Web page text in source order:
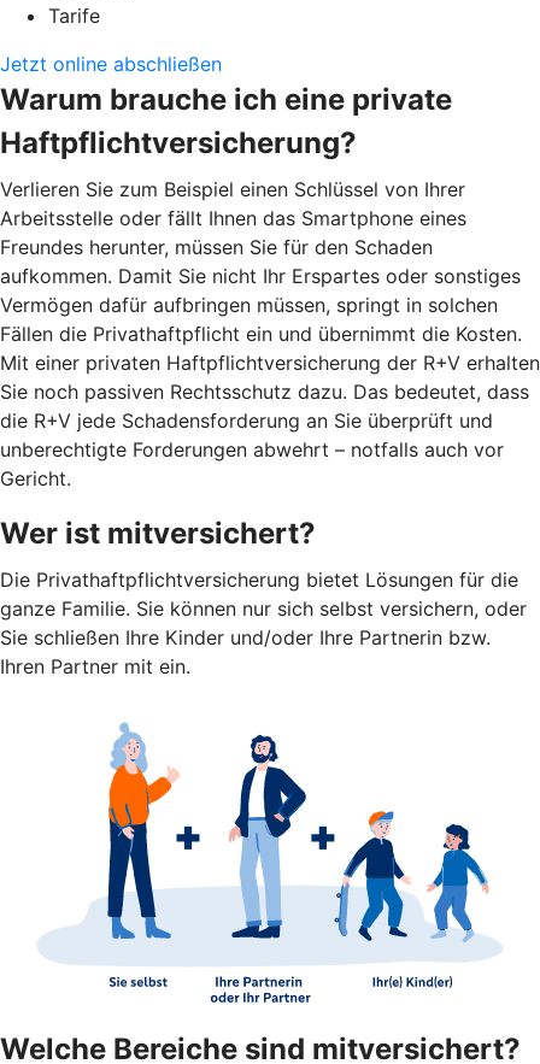
Tarife
Jetzt online abschließen
Warum brauche ich eine private
Haftpflichtversicherung?
Verlieren Sie zum Beispiel einen Schlüssel von Ihrer
Arbeitsstelle oder fällt Ihnen das Smartphone eines
Freundes herunter, müssen Sie für den Schaden
aufkommen. Damit Sie nicht Ihr Erspartes oder sonstiges
Vermögen dafür aufbringen müssen, springt in solchen
Fällen die Privathaftpflicht ein und übernimmt die Kosten.
Mit einer privaten Haftpflichtversicherung der R+V erhalten
Sie noch passiven Rechtsschutz dazu. Das bedeutet, dass
die R+V jede Schadensforderung an Sie überprüft und
unberechtigte Forderungen abwehrt – notfalls auch vor
Gericht.
Wer ist mitversichert?
Die Privathaftpflichtversicherung bietet Lösungen für die
ganze Familie. Sie können nur sich selbst versichern, oder
Sie schließen Ihre Kinder und/oder Ihre Partnerin bzw.
Ihren Partner mit ein.
Welche Bereiche sind mitversichert?